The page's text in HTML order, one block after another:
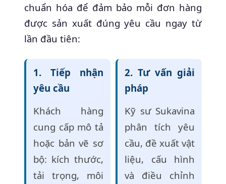
chuẩn hóa để đảm bảo mỗi đơn hàng
được sản xuất đúng yêu cầu ngay từ
lần đầu tiên:
1. Tiếp nhận
yêu cầu
Khách hàng
cung cấp mô tả
hoặc bản vẽ sơ
bộ: kích thước,
tải trọng, môi
2. Tư vấn giải
pháp
Kỹ sư Sukavina
phân tích yêu
cầu, đề xuất vật
liệu, cấu hình
và điều chỉnh